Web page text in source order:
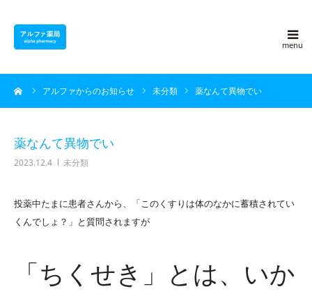
アルファからのお知らせ 未分類 薬なんて異物でい
薬なんて異物でい
2023.12.4 未分類
投薬中たまに患者さんから、「このくすりは体のなかに蓄積されてい
くんでしょ？」と質問されますが
「ちくせき」とは、いか
採用情報
よくある質問
ブログ